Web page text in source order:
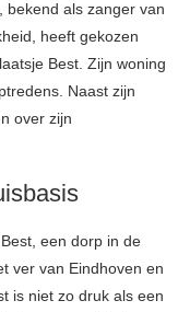
bekend als zanger van
heeft gekozen
Best. Zijn woning
Naast zijn
over zijn
een dorp in de
ver van Eindhoven en
is niet zo druk als een